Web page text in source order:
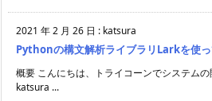
2021 年 2 月 26 日 : katsura
Pythonの構文解析ライブラリLarkを使
概要 こんにちは、トライコーンでシステム
katsura ...